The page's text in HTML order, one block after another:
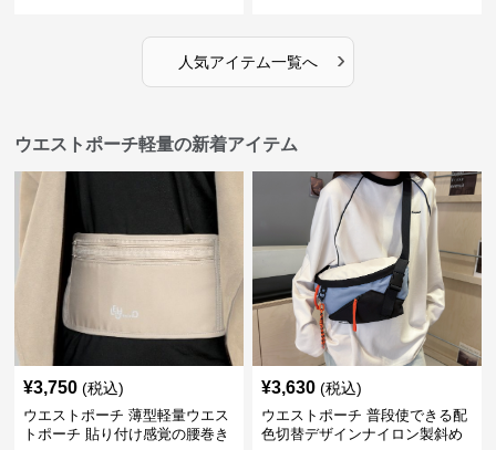
人気アイテム一覧へ ›
ウエストポーチ軽量の新着アイテム
¥3,750 (税込)
ウエストポーチ 薄型軽量ウエス
トポーチ 貼り付け感覚の腰巻き
¥3,630 (税込)
ウエストポーチ 普段使できる配
色切替デザインナイロン製斜め